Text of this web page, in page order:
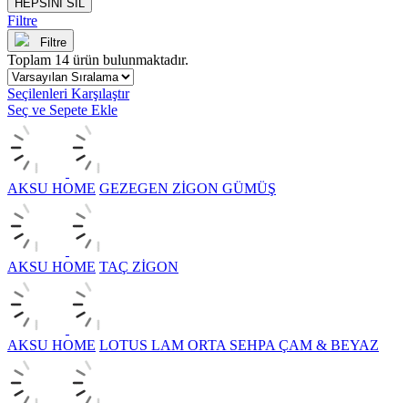
HEPSİNİ SİL
Filtre
Filtre
Toplam 14 ürün bulunmaktadır.
Seçilenleri Karşılaştır
Seç ve Sepete Ekle
AKSU HOME GEZEGEN ZİGON GÜMÜŞ
AKSU HOME TAÇ ZİGON
AKSU HOME LOTUS LAM ORTA SEHPA ÇAM & BEYAZ